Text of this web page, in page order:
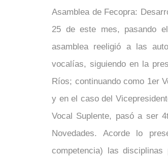
Asamblea de Fecopra:
25 de este mes, pasando
asamblea reeligió a las
vocalías, siguiendo en la
Ríos; continuando como 1er
y en el caso del
Vocal Suplente, pasó a ser
Novedades. Acorde lo
competencia) las